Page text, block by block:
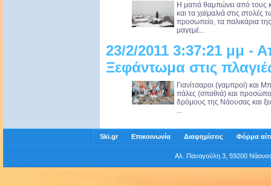
Η ματιά θαμπώνει από τους
και τα χαϊμαλιά στις
προσωπείο, τα παλικάρια
μαγεμέ...
23/2/2011 3:37:21 μμ -
Ξεφάντωμα στις
Γιανίτσαροι (γαμπροί) και
πάλες (σπαθιά) και
δρόμους της Νάουσας και
...
Ski.gr Επικοινωνία Διαφημίσεις Φόρμα
Αλ. Παναγούλη 3, 59200